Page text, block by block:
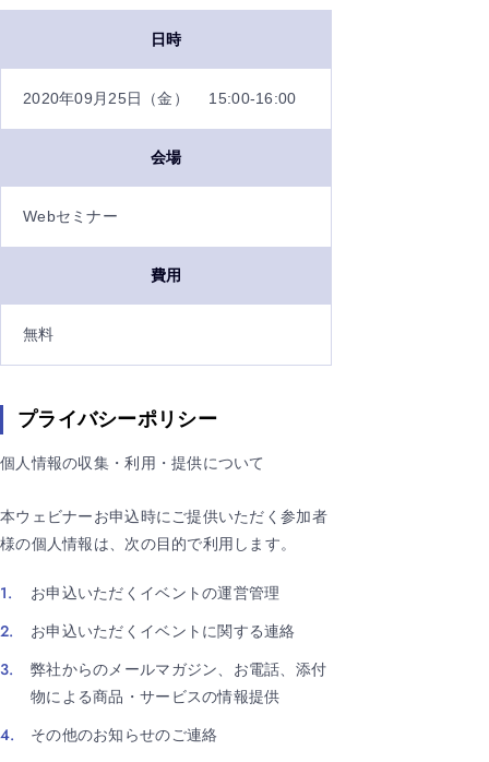
日時
2020年09月25日（金） 15:00-16:00
会場
Webセミナー
費用
無料
プライバシーポリシー
個人情報の収集・利用・提供について
本ウェビナーお申込時にご提供いただく参加者
様の個人情報は、次の目的で利用します。
お申込いただくイベントの運営管理
お申込いただくイベントに関する連絡
弊社からのメールマガジン、お電話、添付
物による商品・サービスの情報提供
その他のお知らせのご連絡